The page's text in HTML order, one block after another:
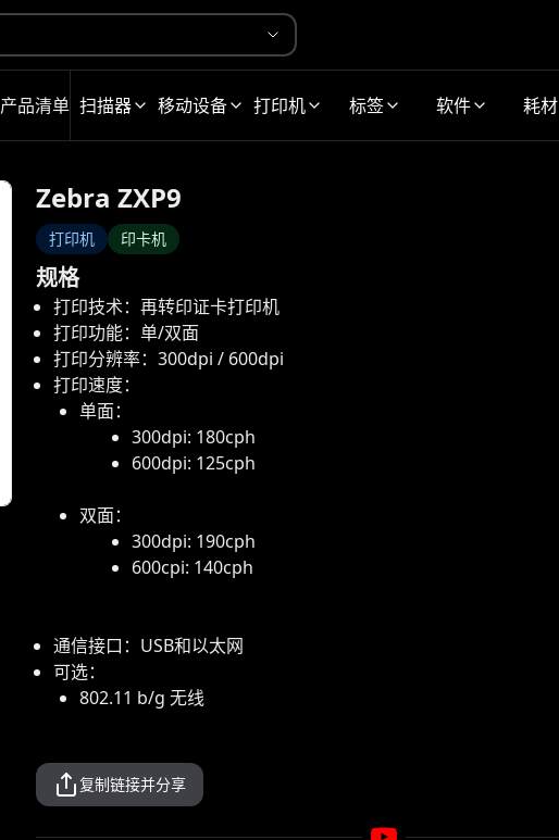
产品清单 扫描器 移动设备 打印机 标签 软件 耗材
Zebra ZXP9
打印机 印卡机
规格
打印技术：再转印证卡打印机
打印功能：单/双面
打印分辨率：300dpi / 600dpi
打印速度：
单面：
300dpi: 180cph
600dpi: 125cph
双面：
300dpi: 190cph
600cpi: 140cph
通信接口：USB和以太网
可选：
802.11 b/g 无线
复制链接并分享